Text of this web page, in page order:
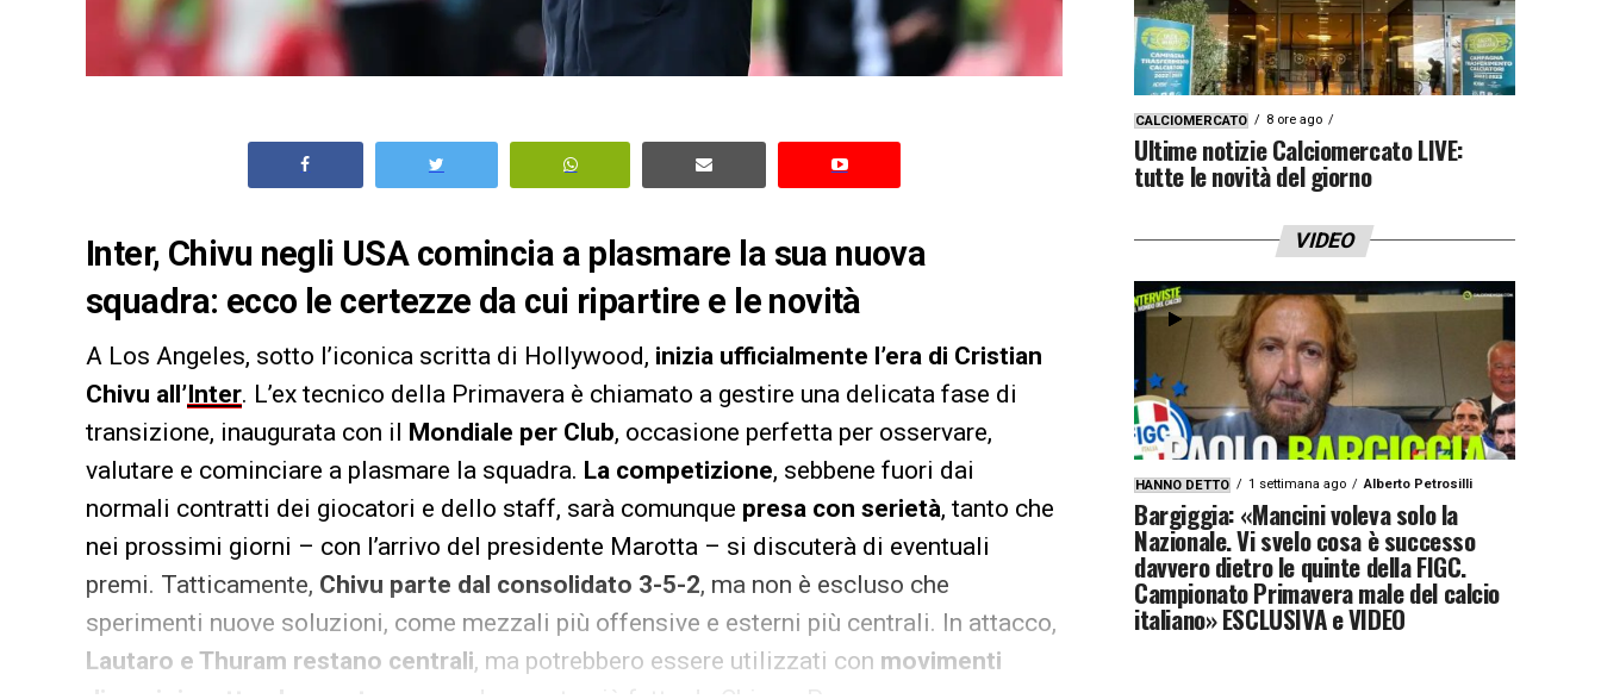
Inter, Chivu negli USA comincia a plasmare la sua nuova
squadra: ecco le certezze da cui ripartire e le novità
A Los Angeles, sotto l’iconica scritta di Hollywood, inizia ufficialmente l’era di Cristian
Chivu all’Inter. L’ex tecnico della Primavera è chiamato a gestire una delicata fase di
transizione, inaugurata con il Mondiale per Club, occasione perfetta per osservare,
valutare e cominciare a plasmare la squadra. La competizione, sebbene fuori dai
normali contratti dei giocatori e dello staff, sarà comunque presa con serietà, tanto che
nei prossimi giorni – con l’arrivo del presidente Marotta – si discuterà di eventuali
premi. Tatticamente, Chivu parte dal consolidato 3-5-2, ma non è escluso che
sperimenti nuove soluzioni, come mezzali più offensive e esterni più centrali. In attacco,
Lautaro e Thuram restano centrali, ma potrebbero essere utilizzati con movimenti
CALCIOMERCATO 8 ore ago
Ultime notizie Calciomercato LIVE:
tutte le novità del giorno
VIDEO
HANNO DETTO 1 settimana ago Alberto Petrosilli
Bargiggia: «Mancini voleva solo la
Nazionale. Vi svelo cosa è successo
davvero dietro le quinte della FIGC.
Campionato Primavera male del calcio
italiano» ESCLUSIVA e VIDEO